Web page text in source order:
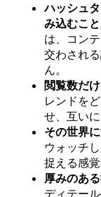
ハッシュ
み込むこ
は、 コン
交わされる
ん。
閲覧数だけ
レンドをど
せ、 互いに
その世界に
ウォッチし
捉える感覚
厚みのある